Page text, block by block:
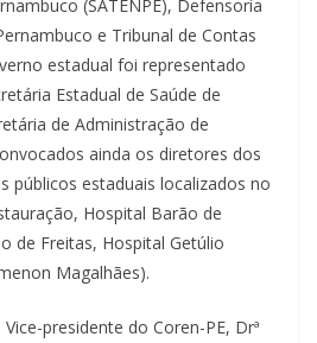
(SATENPE), Defensoria
e Tribunal de Contas
estadual foi representado
Estadual de Saúde de
de Administração de
ainda os diretores dos
públicos estaduais localizados no
Hospital Barão de
de Freitas, Hospital Getúlio
Magalhães).
presidente do Coren-PE, Drª